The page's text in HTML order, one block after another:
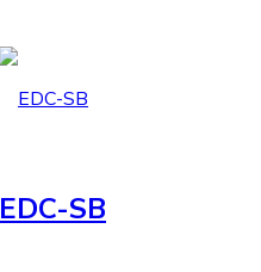
EDC-SB